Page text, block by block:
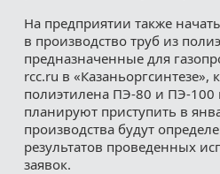
На предприятии также
в производство труб из
предназначенные для
rcc.ru в «Казаньоргсинтезе»,
полиэтилена ПЭ-80 и ПЭ-100
планируют приступить в
производства будут
результатов проведенных
заявок.